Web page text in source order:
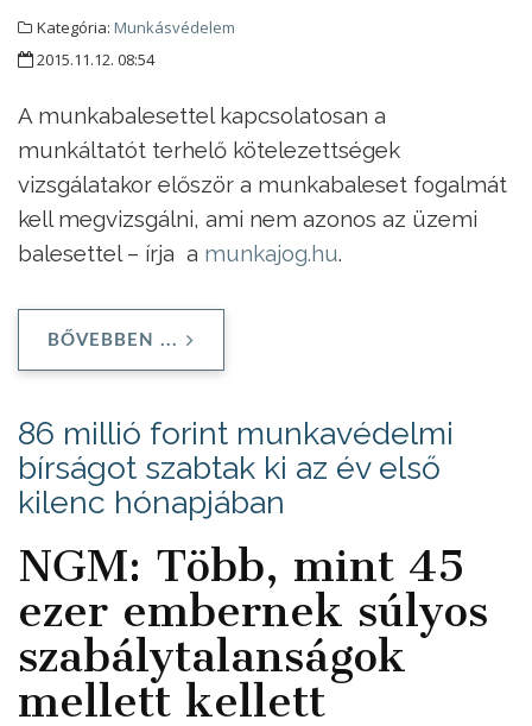
Kategória: Munkásvédelem
2015.11.12. 08:54
A munkabalesettel kapcsolatosan a
munkáltatót terhelő kötelezettségek
vizsgálatakor először a munkabaleset fogalmát
kell megvizsgálni, ami nem azonos az üzemi
balesettel – írja a munkajog.hu.
BŐVEBBEN ...
86 millió forint munkavédelmi
bírságot szabtak ki az év első
kilenc hónapjában
NGM: Több, mint 45
ezer embernek súlyos
szabálytalanságok
mellett kellett